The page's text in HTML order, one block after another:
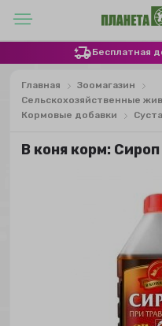
Бесплатная
Главная
Зоомагазин
Сельскохозяйственные
Кормовые добавки
В коня корм: